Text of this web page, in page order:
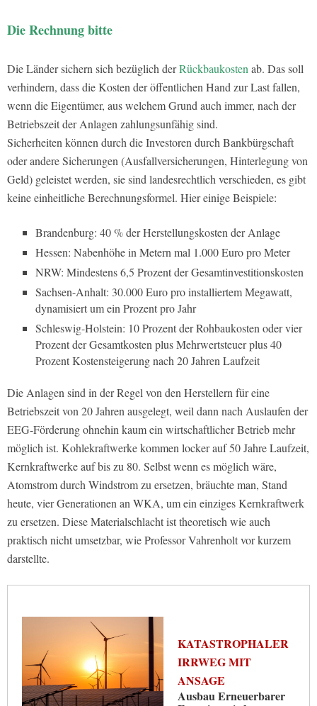
Die Rechnung bitte
Die Länder sichern sich bezüglich derRückbaukostenab. Das soll
verhindern, dass die Kosten der öffentlichen Hand zur Last fallen,
wenn die Eigentümer, aus welchem Grund auch immer, nach der
Betriebszeit der Anlagen zahlungsunfähig sind.
Sicherheiten können durch die Investoren durch Bankbürgschaft
oder andere Sicherungen (Ausfallversicherungen, Hinterlegung von
Geld) geleistet werden, sie sind landesrechtlich verschieden, es gibt
keine einheitliche Berechnungsformel. Hier einige Beispiele:
Brandenburg: 40 % der Herstellungskosten der Anlage
Hessen: Nabenhöhe in Metern mal 1.000 Euro pro Meter
NRW: Mindestens 6,5 Prozent der Gesamtinvestitionskosten
Sachsen-Anhalt: 30.000 Euro pro installiertem Megawatt,
dynamisiert um ein Prozent pro Jahr
Schleswig-Holstein: 10 Prozent der Rohbaukosten oder vier
Prozent der Gesamtkosten plus Mehrwertsteuer plus 40
Prozent Kostensteigerung nach 20 Jahren Laufzeit
Die Anlagen sind in der Regel von den Herstellern für eine
Betriebszeit von 20 Jahren ausgelegt, weil dann nach Auslaufen der
EEG-Förderung ohnehin kaum ein wirtschaftlicher Betrieb mehr
möglich ist. Kohlekraftwerke kommen locker auf 50 Jahre Laufzeit,
Kernkraftwerke auf bis zu 80. Selbst wenn es möglich wäre,
Atomstrom durch Windstrom zu ersetzen, bräuchte man, Stand
heute, vier Generationen an WKA, um ein einziges Kernkraftwerk
zu ersetzen. Diese Materialschlacht ist theoretisch wie auch
praktisch nicht umsetzbar, wie Professor Vahrenholt vor kurzem
darstellte.
KATASTROPHALER
IRRWEG MIT
ANSAGE
Ausbau Erneuerbarer